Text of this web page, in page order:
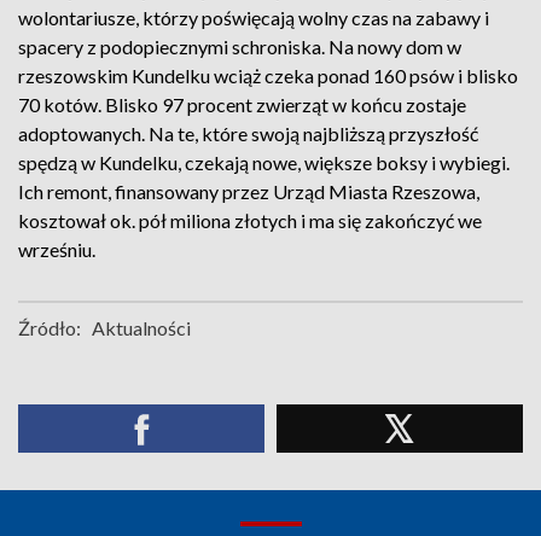
wolontariusze, którzy poświęcają wolny czas na zabawy i
spacery z podopiecznymi schroniska. Na nowy dom w
rzeszowskim Kundelku wciąż czeka ponad 160 psów i blisko
70 kotów. Blisko 97 procent zwierząt w końcu zostaje
adoptowanych. Na te, które swoją najbliższą przyszłość
spędzą w Kundelku, czekają nowe, większe boksy i wybiegi.
Ich remont, finansowany przez Urząd Miasta Rzeszowa,
kosztował ok. pół miliona złotych i ma się zakończyć we
wrześniu.
Źródło: Aktualności